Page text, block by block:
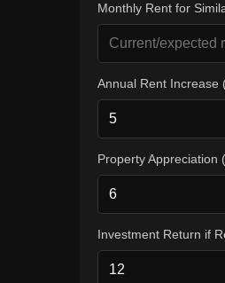
Monthly Rent for
Annual Rent Increase
Property Appreciation
Investment Return if